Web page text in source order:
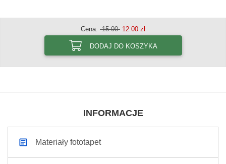
Cena: 15.00 12.00 zł
DODAJ DO KOSZYKA
INFORMACJE
Materiały fototapet